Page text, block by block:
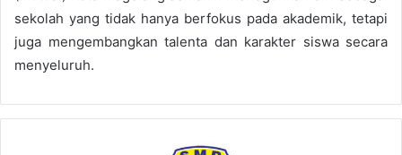
sekolah yang tidak hanya berfokus pada akademik, tetapi
juga mengembangkan talenta dan karakter siswa secara
menyeluruh.